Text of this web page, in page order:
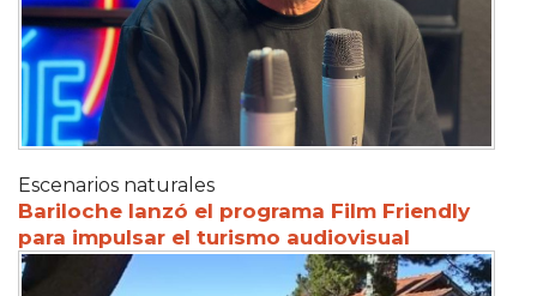
Escenarios naturales
Bariloche lanzó el programa Film Friendly
para impulsar el turismo audiovisual